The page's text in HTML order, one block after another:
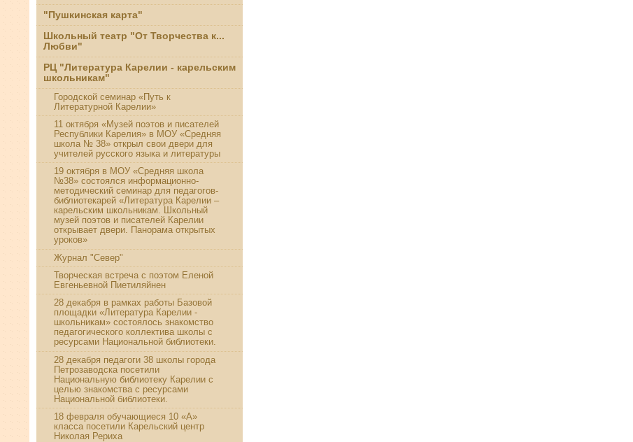
"Пушкинская карта"
Школьный театр "От Творчества к...
Любви"
РЦ "Литература Карелии - карельским
школьникам"
Городской семинар «Путь к
Литературной Карелии»
11 октября «Музей поэтов и писателей
Республики Карелия» в МОУ «Средняя
школа № 38» открыл свои двери для
учителей русского языка и литературы
19 октября в МОУ «Средняя школа
№38» состоялся информационно-
методический семинар для педагогов-
библиотекарей «Литература Карелии –
карельским школьникам. Школьный
музей поэтов и писателей Карелии
открывает двери. Панорама открытых
уроков»
Журнал "Север"
Творческая встреча с поэтом Еленой
Евгеньевной Пиетиляйнен
28 декабря в рамках работы Базовой
площадки «Литература Карелии -
школьникам» состоялось знакомство
педагогического коллектива школы с
ресурсами Национальной библиотеки.
28 декабря педагоги 38 школы города
Петрозаводска посетили
Национальную библиотеку Карелии с
целью знакомства с ресурсами
Национальной библиотеки.
18 февраля обучающиеся 10 «А»
класса посетили Карельский центр
Николая Рериха